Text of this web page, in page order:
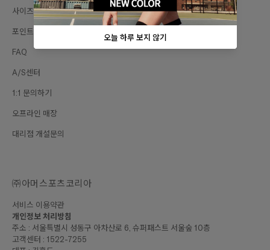
사이즈가이드
포인트 혜택
FAQ
A/S센터
1:1 문의하기
오프라인 매장
대리점 개설문의
㈜아머스포츠코리아
서비스 이용약관
개인정보 처리방침
주소 : 서울특별시 성동구 아차산로 6, 슈퍼패스트 서울숲 10층
고객센터 : 1522-7255